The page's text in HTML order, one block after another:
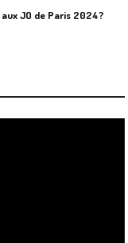
JO de Paris 2024?